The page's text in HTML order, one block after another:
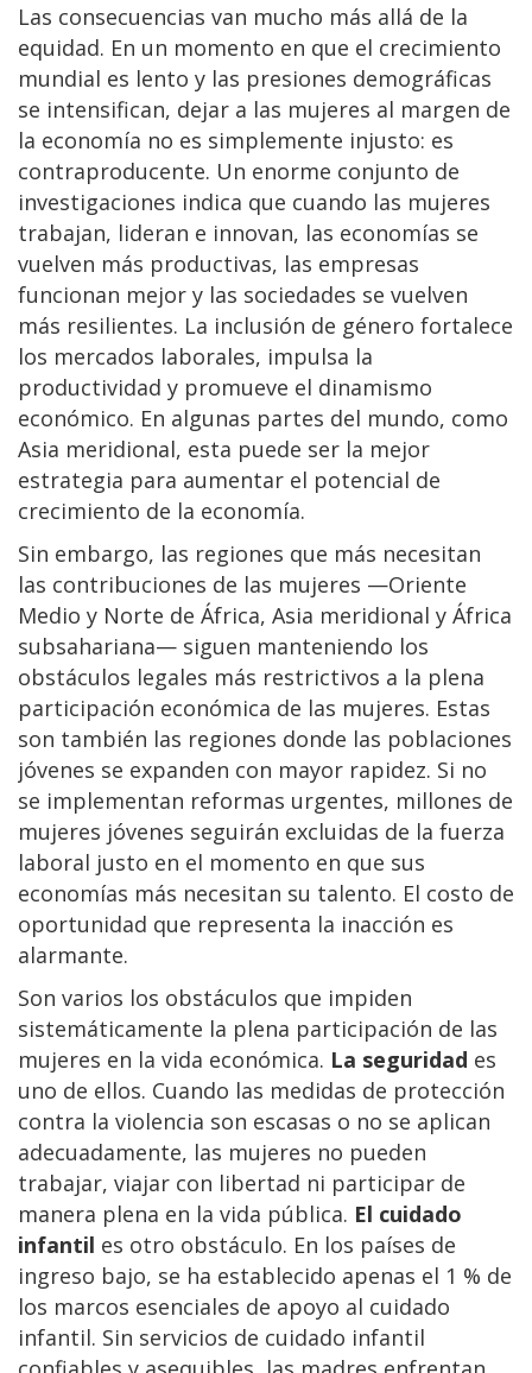
Las consecuencias van mucho más allá de la
equidad. En un momento en que el crecimiento
mundial es lento y las presiones demográficas
se intensifican, dejar a las mujeres al margen de
la economía no es simplemente injusto: es
contraproducente. Un enorme conjunto de
investigaciones indica que cuando las mujeres
trabajan, lideran e innovan, las economías se
vuelven más productivas, las empresas
funcionan mejor y las sociedades se vuelven
más resilientes. La inclusión de género fortalece
los mercados laborales, impulsa la
productividad y promueve el dinamismo
económico. En algunas partes del mundo, como
Asia meridional, esta puede ser la mejor
estrategia para aumentar el potencial de
crecimiento de la economía.
Sin embargo, las regiones que más necesitan
las contribuciones de las mujeres —Oriente
Medio y Norte de África, Asia meridional y África
subsahariana— siguen manteniendo los
obstáculos legales más restrictivos a la plena
participación económica de las mujeres. Estas
son también las regiones donde las poblaciones
jóvenes se expanden con mayor rapidez. Si no
se implementan reformas urgentes, millones de
mujeres jóvenes seguirán excluidas de la fuerza
laboral justo en el momento en que sus
economías más necesitan su talento. El costo de
oportunidad que representa la inacción es
alarmante.
Son varios los obstáculos que impiden
sistemáticamente la plena participación de las
mujeres en la vida económica. La seguridad es
uno de ellos. Cuando las medidas de protección
contra la violencia son escasas o no se aplican
adecuadamente, las mujeres no pueden
trabajar, viajar con libertad ni participar de
manera plena en la vida pública. El cuidado
infantil es otro obstáculo. En los países de
ingreso bajo, se ha establecido apenas el 1 % de
los marcos esenciales de apoyo al cuidado
infantil. Sin servicios de cuidado infantil